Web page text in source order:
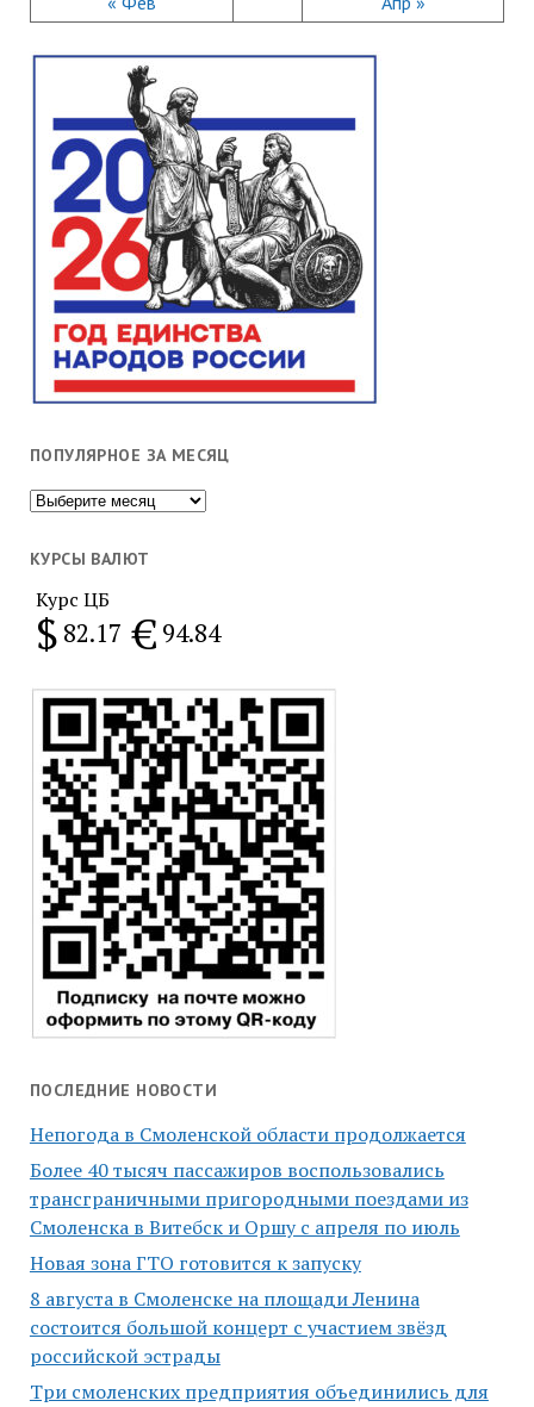
ПОПУЛЯРНОЕ ЗА МЕСЯЦ
Популярное
месяц
КУРСЫ ВАЛЮТ
Курс ЦБ
$ 82.17 € 94.84
ПОСЛЕДНИЕ НОВОСТИ
Непогода в Смоленской области продолжается
Более 40 тысяч пассажиров воспользовались
трансграничными пригородными поездами из
Смоленска в Витебск и Оршу с апреля по июль
Новая зона ГТО готовится к запуску
8 августа в Смоленске на площади Ленина
состоится большой концерт с участием звёзд
российской эстрады
Три смоленских предприятия объединились для